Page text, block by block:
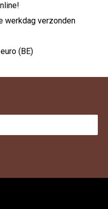
werkdag verzonden
(BE)